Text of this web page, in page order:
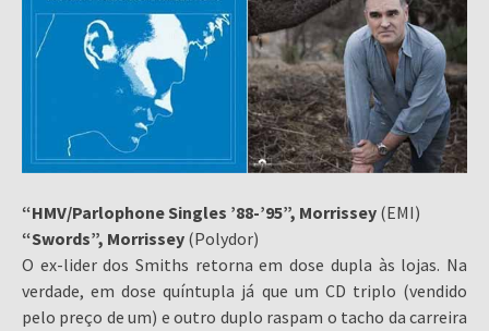
“HMV/Parlophone Singles ’88-’95”, Morrissey (EMI)
“Swords”, Morrissey (Polydor)
O ex-lider dos Smiths retorna em dose dupla às lojas. Na
verdade, em dose quíntupla já que um CD triplo (vendido
pelo preço de um) e outro duplo raspam o tacho da carreira